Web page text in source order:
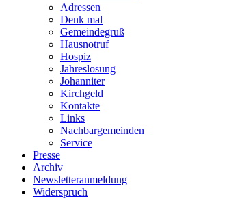
Adressen
Denk mal
Gemeindegruß
Hausnotruf
Hospiz
Jahreslosung
Johanniter
Kirchgeld
Kontakte
Links
Nachbargemeinden
Service
Presse
Archiv
Newsletteranmeldung
Widerspruch